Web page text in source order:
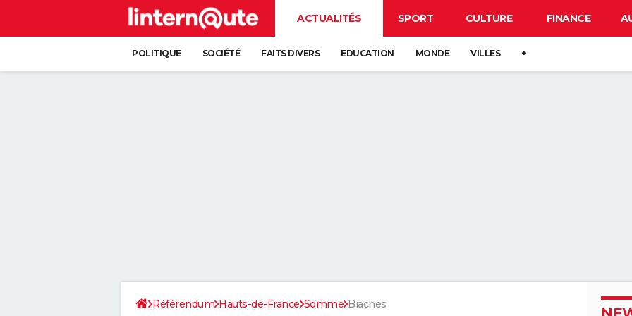
ACTUALITÉS SPORT CULTURE FINANCE
POLITIQUE SOCIÉTÉ FAITS DIVERS EDUCATION MONDE VILLES +
Référendum Hauts-de-France Somme Biaches